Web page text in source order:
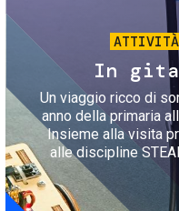
In
Un viaggio ricco di
anno della primaria
Insieme alla visita
alle discipline